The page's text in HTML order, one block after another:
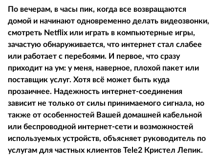
По вечерам, в часы пик, когда все возвращаются
домой и начинают одновременно делать видеозвонки,
смотреть Netflix или играть в компьютерные игры,
зачастую обнаруживается, что интернет стал слабее
или работает с перебоями. И первое, что сразу
приходит на ум: у меня, наверное, плохой пакет или
поставщик услуг. Хотя всё может быть куда
прозаичнее. Надежность интернет-соединения
зависит не только от силы принимаемого сигнала, но
также от особенностей Вашей домашней кабельной
или беспроводной интернет-сети и возможностей
используемых устройств, объясняет руководитель по
услугам для частных клиентов Tele2 Кристел Лепик.